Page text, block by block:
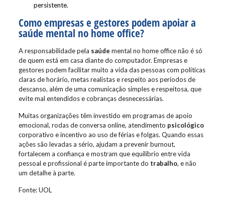
persistente.
Como empresas e gestores podem apoiar a
saúde mental no home office?
A responsabilidade pela saúde mental no home office não é só
de quem está em casa diante do computador. Empresas e
gestores podem facilitar muito a vida das pessoas com políticas
claras de horário, metas realistas e respeito aos períodos de
descanso, além de uma comunicação simples e respeitosa, que
evite mal entendidos e cobranças desnecessárias.
Muitas organizações têm investido em programas de apoio
emocional, rodas de conversa online, atendimento psicológico
corporativo e incentivo ao uso de férias e folgas. Quando essas
ações são levadas a sério, ajudam a prevenir burnout,
fortalecem a confiança e mostram que equilíbrio entre vida
pessoal e profissional é parte importante do trabalho, e não
um detalhe à parte.
Fonte: UOL